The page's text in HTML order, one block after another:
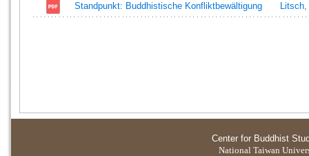
Standpunkt: Buddhistische Konfliktbewältigung
Center for Buddhist
National Taiwan